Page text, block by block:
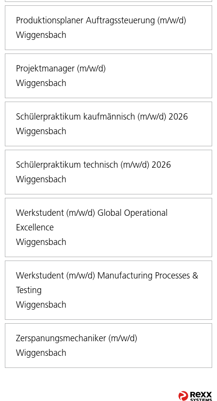
Produktionsplaner Auftragssteuerung (m/w/d)
Wiggensbach
Projektmanager (m/w/d)
Wiggensbach
Schülerpraktikum kaufmännisch (m/w/d) 2026
Wiggensbach
Schülerpraktikum technisch (m/w/d) 2026
Wiggensbach
Werkstudent (m/w/d) Global Operational
Excellence
Wiggensbach
Werkstudent (m/w/d) Manufacturing Processes &
Testing
Wiggensbach
Zerspanungsmechaniker (m/w/d)
Wiggensbach